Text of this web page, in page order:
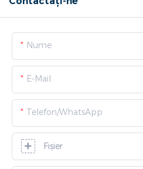
Nume
E-Mail
Telefon/WhatsApp
Fişier